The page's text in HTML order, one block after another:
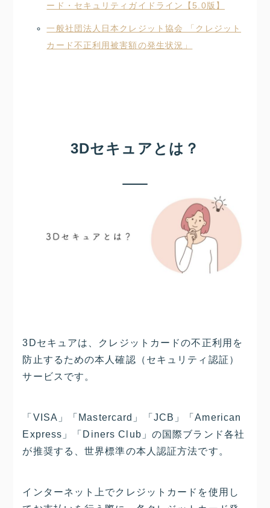
ード・セキュリティガイドライン【5.0版】
一般社団法人日本クレジット協会 「クレジット
カード不正利用被害額の発生状況」
3Dセキュアとは？
3Dセキュアは、クレジットカードの不正利用を
防止するための本人確認（セキュリティ認証）
サービスです。
「VISA」「Mastercard」「JCB」「American
Express」「Diners Club」の国際ブランド各社
が推奨する、世界標準の本人認証方法です。
インターネット上でクレジットカードを使用し